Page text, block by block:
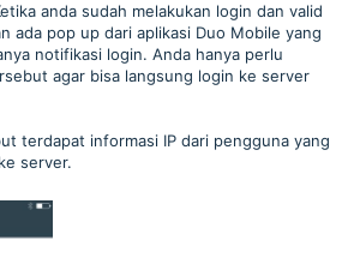
anda sudah melakukan login dan valid
ada pop up dari aplikasi Duo Mobile yang
notifikasi login. Anda hanya perlu
agar bisa langsung login ke server
terdapat informasi IP dari pengguna yang
server.